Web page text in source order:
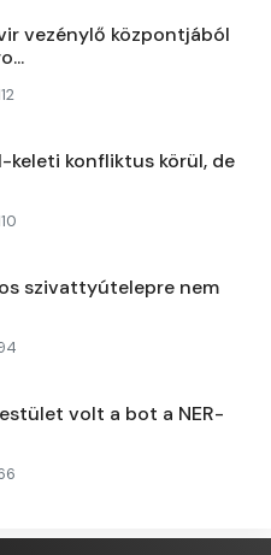
vezénylő központjából
keleti konfliktus körül, de
szivattyútelepre nem
volt a bot a NER-